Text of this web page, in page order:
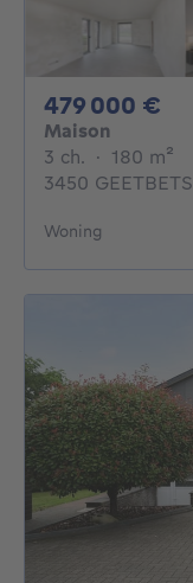
479 000 €
Maison
3 ch. 3 chambres
· 180 m²
3450 GEETBETS
Woning